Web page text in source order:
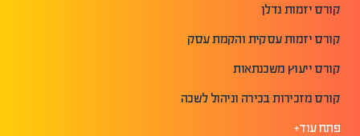
קורס יזמות נדלן
קורס יזמות עסקית והקמת עסק
קורס ייעוץ משכנתאות
קורס מזכירות בכירה וניהול לשכה
פתח עוד+